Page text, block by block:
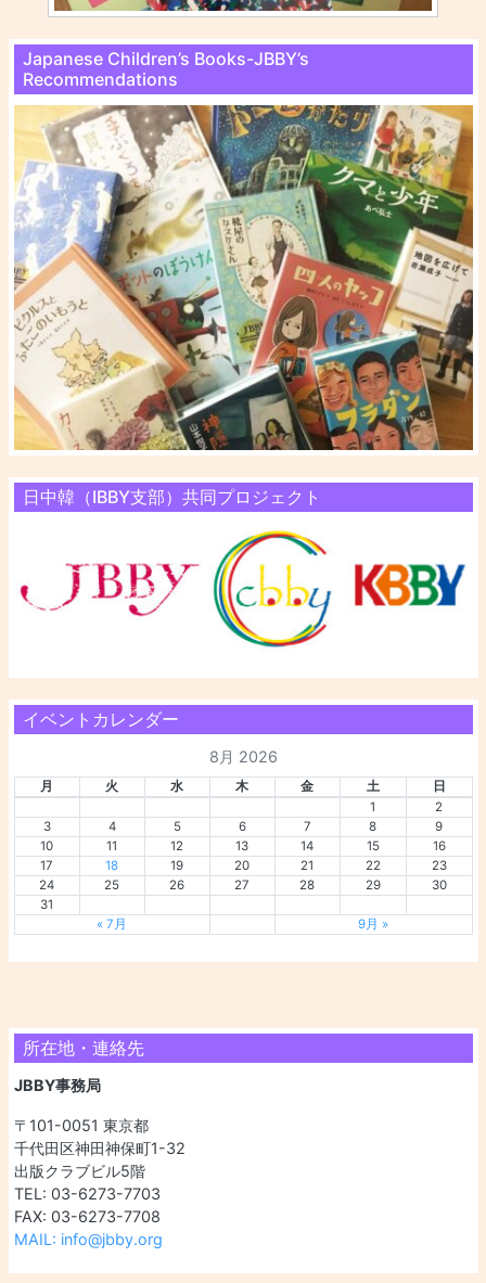
Japanese Children’s Books-JBBY’s
Recommendations
日中韓（IBBY支部）共同プロジェクト
イベントカレンダー
8月 2026
月 火 水 木 金 土
日
1
2
3
4 5 6 7 8
9
10
11 12 13 14 15
16
17
18 19 20 21 22
23
24
25 26 27 28 29
30
31
« 7月
9月 »
所在地・連絡先
JBBY事務局
〒101-0051 東京都
千代田区神田神保町1-32
出版クラブビル5階
TEL: 03-6273-7703
FAX: 03-6273-7708
MAIL: info@jbby.org